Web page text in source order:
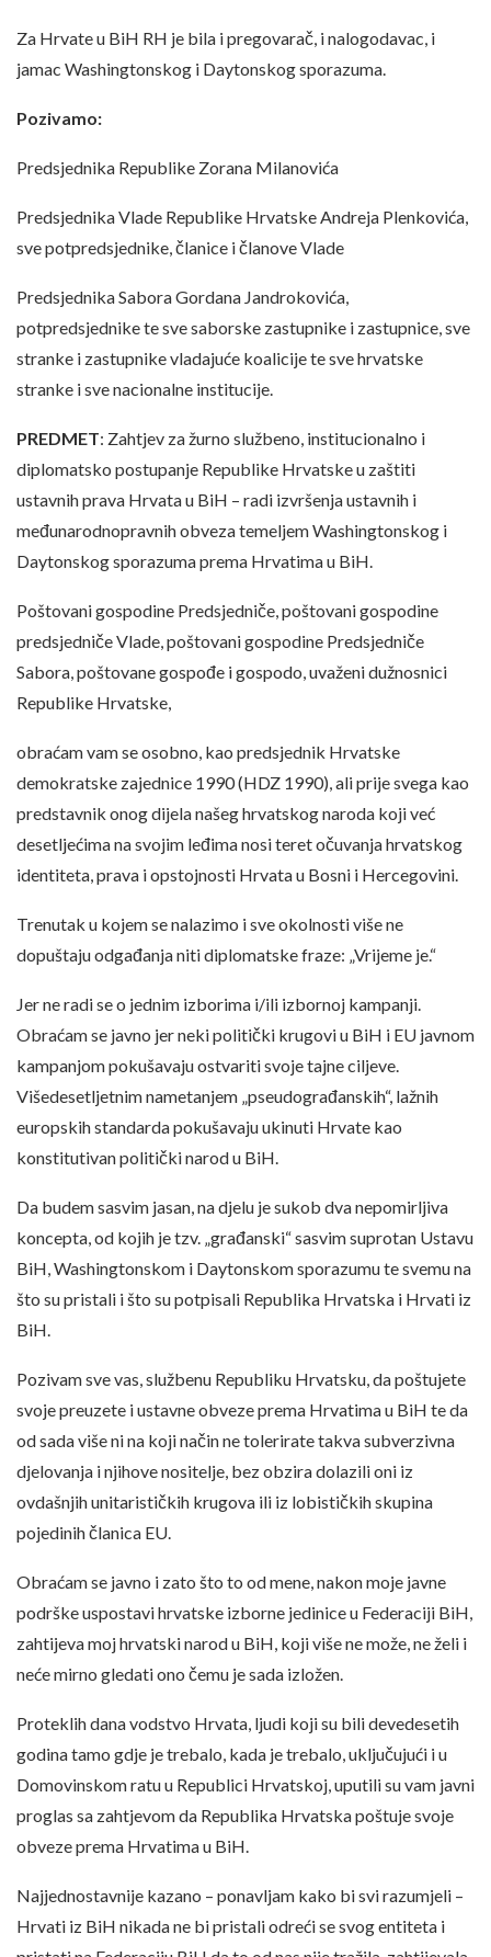
Za Hrvate u BiH RH je bila i pregovarač, i nalogodavac, i
jamac Washingtonskog i Daytonskog sporazuma.
Pozivamo:
Predsjednika Republike Zorana Milanovića
Predsjednika Vlade Republike Hrvatske Andreja Plenkovića,
sve potpredsjednike, članice i članove Vlade
Predsjednika Sabora Gordana Jandrokovića,
potpredsjednike te sve saborske zastupnike i zastupnice, sve
stranke i zastupnike vladajuće koalicije te sve hrvatske
stranke i sve nacionalne institucije.
PREDMET: Zahtjev za žurno službeno, institucionalno i
diplomatsko postupanje Republike Hrvatske u zaštiti
ustavnih prava Hrvata u BiH – radi izvršenja ustavnih i
međunarodnopravnih obveza temeljem Washingtonskog i
Daytonskog sporazuma prema Hrvatima u BiH.
Poštovani gospodine Predsjedniče, poštovani gospodine
predsjedniče Vlade, poštovani gospodine Predsjedniče
Sabora, poštovane gospođe i gospodo, uvaženi dužnosnici
Republike Hrvatske,
obraćam vam se osobno, kao predsjednik Hrvatske
demokratske zajednice 1990 (HDZ 1990), ali prije svega kao
predstavnik onog dijela našeg hrvatskog naroda koji već
desetljećima na svojim leđima nosi teret očuvanja hrvatskog
identiteta, prava i opstojnosti Hrvata u Bosni i Hercegovini.
Trenutak u kojem se nalazimo i sve okolnosti više ne
dopuštaju odgađanja niti diplomatske fraze: „Vrijeme je.“
Jer ne radi se o jednim izborima i/ili izbornoj kampanji.
Obraćam se javno jer neki politički krugovi u BiH i EU javnom
kampanjom pokušavaju ostvariti svoje tajne ciljeve.
Višedesetljetnim nametanjem „pseudograđanskih“, lažnih
europskih standarda pokušavaju ukinuti Hrvate kao
konstitutivan politički narod u BiH.
Da budem sasvim jasan, na djelu je sukob dva nepomirljiva
koncepta, od kojih je tzv. „građanski“ sasvim suprotan Ustavu
BiH, Washingtonskom i Daytonskom sporazumu te svemu na
što su pristali i što su potpisali Republika Hrvatska i Hrvati iz
BiH.
Pozivam sve vas, službenu Republiku Hrvatsku, da poštujete
svoje preuzete i ustavne obveze prema Hrvatima u BiH te da
od sada više ni na koji način ne tolerirate takva subverzivna
djelovanja i njihove nositelje, bez obzira dolazili oni iz
ovdašnjih unitarističkih krugova ili iz lobističkih skupina
pojedinih članica EU.
Obraćam se javno i zato što to od mene, nakon moje javne
podrške uspostavi hrvatske izborne jedinice u Federaciji BiH,
zahtijeva moj hrvatski narod u BiH, koji više ne može, ne želi i
neće mirno gledati ono čemu je sada izložen.
Proteklih dana vodstvo Hrvata, ljudi koji su bili devedesetih
godina tamo gdje je trebalo, kada je trebalo, uključujući i u
Domovinskom ratu u Republici Hrvatskoj, uputili su vam javni
proglas sa zahtjevom da Republika Hrvatska poštuje svoje
obveze prema Hrvatima u BiH.
Najjednostavnije kazano – ponavljam kako bi svi razumjeli –
Hrvati iz BiH nikada ne bi pristali odreći se svog entiteta i